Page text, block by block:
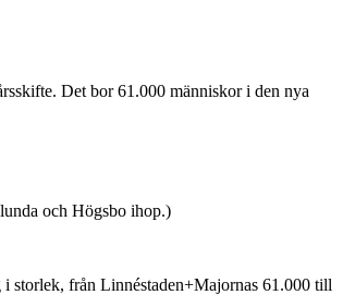
Det bor 61.000 människor i den nya
och Högsbo ihop.)
storlek, från Linnéstaden+Majornas 61.000 till